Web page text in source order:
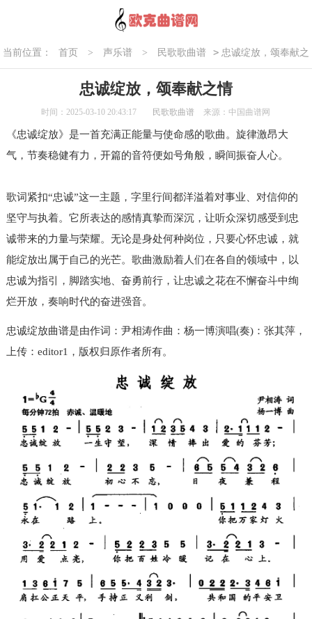
当前位置： 首页 > 声乐谱 > 民歌歌曲谱 > 忠诚绽放，颂奉献之
忠诚绽放，颂奉献之情
时间：2025-03-10 20:43:17 民歌歌曲谱 来源：中国曲谱网
《忠诚绽放》是一首充满正能量与使命感的歌曲。旋律激昂大
气，节奏稳健有力，开篇的音符便如号角般，瞬间振奋人心。
歌词紧扣“忠诚”这一主题，字里行间都洋溢着对事业、对信仰的
坚守与执着。它所表达的感情真挚而深沉，让听众深切感受到忠
诚带来的力量与荣耀。无论是身处何种岗位，只要心怀忠诚，就
能绽放出属于自己的光芒。歌曲激励着人们在各自的领域中，以
忠诚为指引，脚踏实地、奋勇前行，让忠诚之花在不懈奋斗中绚
烂开放，奏响时代的奋进强音。
忠诚绽放曲谱是由作词：尹相涛作曲：杨一博演唱(奏)：张其萍，
上传：editor1，版权归原作者所有。